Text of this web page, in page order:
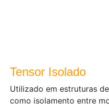
Tensor Isolado
Utilizado em estruturas
como isolamento entre